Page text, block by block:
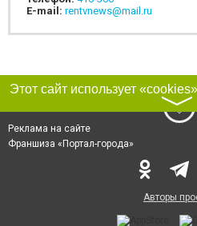
E-mail: rentvnews@mail.ru
〉
Реклама на сайте
Франшиза «Портал-города»
Авторы